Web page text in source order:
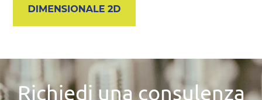
Richiedi una consulenza